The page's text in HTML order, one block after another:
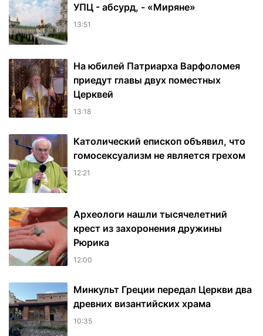
УПЦ - абсурд, - «Миряне»
13:51
На юбилей Патриарха Варфоломея
приедут главы двух поместных
Церквей
13:18
Католический епископ объявил, что
гомосексуализм не является грехом
12:21
Археологи нашли тысячелетний
крест из захоронения дружины
Рюрика
12:00
Минкульт Греции передал Церкви два
древних византийских храма
10:35